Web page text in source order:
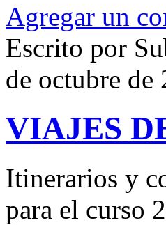
Agregar un
Escrito por
de octubre
VIAJES
Itinerarios y
para el curso